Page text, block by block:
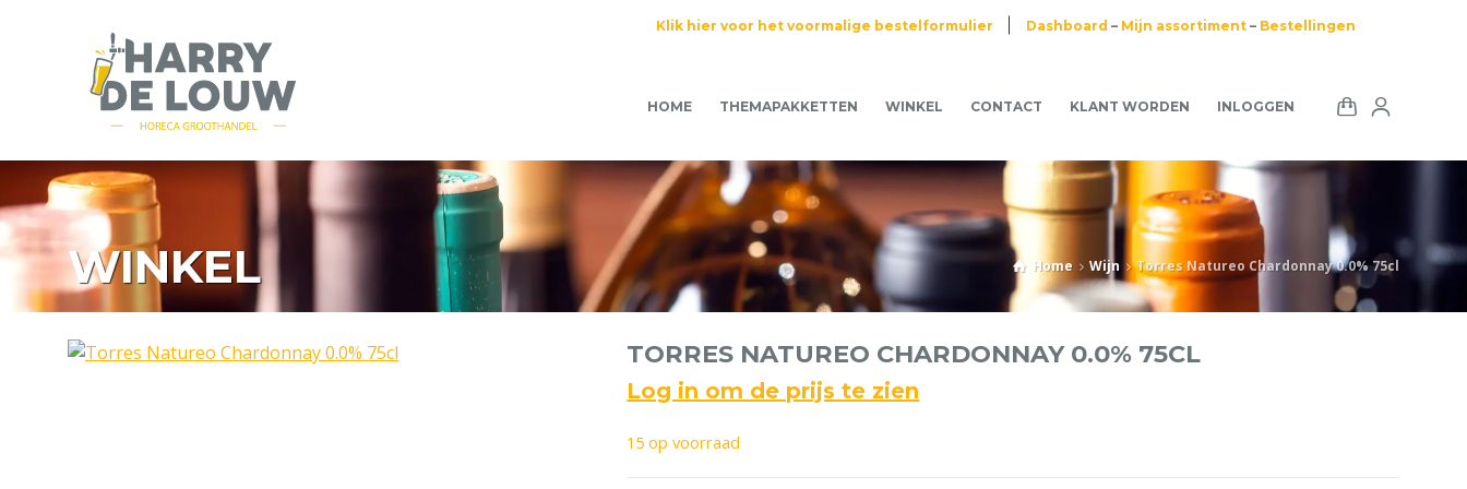
Klik hier voor het voormalige bestelformulier Dashboard – Mijn assortiment – Bestellingen
HOME THEMAPAKKETTEN WINKEL CONTACT KLANT WORDEN INLOGGEN
WINKEL Home Wijn Torres Natureo Chardonnay 0.0% 75cl
TORRES NATUREO CHARDONNAY 0.0% 75CL
Log in om de prijs te zien
15 op voorraad